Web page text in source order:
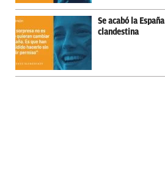
Se acabó la España
clandestina